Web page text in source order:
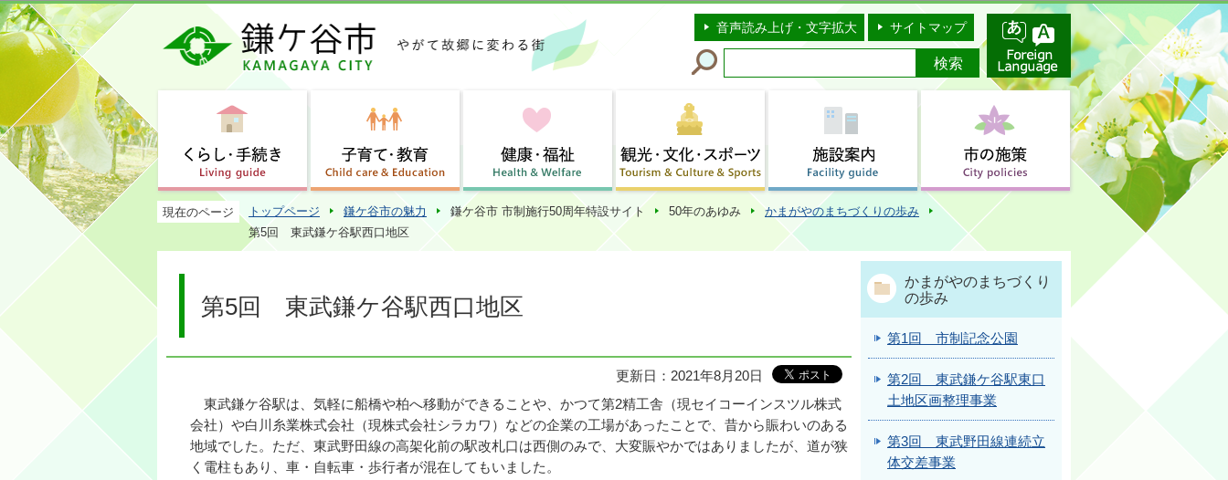
このページの本文へ移動
音声読み上げ・文字拡大 サイトマップ
現在のページ トップページ 鎌ケ谷市の魅力 鎌ケ谷市 市制施行50周年特設サイト 50年のあゆみ
かまがやのまちづくりの歩み
第5回 東武鎌ケ谷駅西口地区
第5回 東武鎌ケ谷駅西口地区
更新日：2021年8月20日
東武鎌ケ谷駅は、気軽に船橋や柏へ移動ができることや、かつて第2精工舎（現セイコーインスツル株式
会社）や白川糸業株式会社（現株式会社シラカワ）などの企業の工場があったことで、昔から賑わいのある
地域でした。ただ、東武野田線の高架化前の駅改札口は西側のみで、大変賑やかではありましたが、道が狭
く電柱もあり、車・自転車・歩行者が混在してもいました。
かまがやのまちづくり
の歩み
第1回 市制記念公園
第2回 東武鎌ケ谷駅東口
土地区画整理事業
第3回 東武野田線連続立
体交差事業